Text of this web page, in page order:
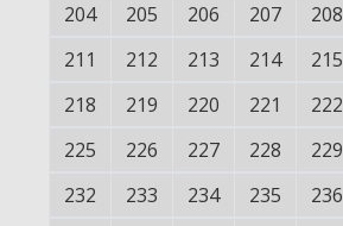
204
205 206 207 208
211
212 213 214 215
218
219 220 221 222
225
226 227 228 229
232
233 234 235 236